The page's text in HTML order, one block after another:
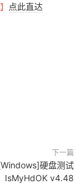
点此直达
下一篇
硬盘测试
IsMyHdOK v4.48